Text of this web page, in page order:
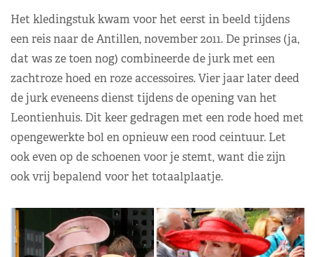
Het kledingstuk kwam voor het eerst in beeld tijdens
een reis naar de Antillen, november 2011. De prinses (ja,
dat was ze toen nog) combineerde de jurk met een
zachtroze hoed en roze accessoires. Vier jaar later deed
de jurk eveneens dienst tijdens de opening van het
Leontienhuis. Dit keer gedragen met een rode hoed met
opengewerkte bol en opnieuw een rood ceintuur. Let
ook even op de schoenen voor je stemt, want die zijn
ook vrij bepalend voor het totaalplaatje.